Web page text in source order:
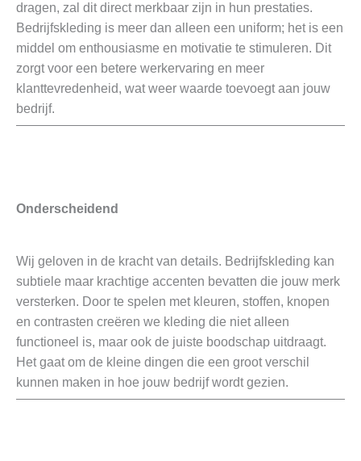
dragen, zal dit direct merkbaar zijn in hun prestaties.
Bedrijfskleding is meer dan alleen een uniform; het is een
middel om enthousiasme en motivatie te stimuleren. Dit
zorgt voor een betere werkervaring en meer
klanttevredenheid, wat weer waarde toevoegt aan jouw
bedrijf.
Onderscheidend
Wij geloven in de kracht van details. Bedrijfskleding kan
subtiele maar krachtige accenten bevatten die jouw merk
versterken. Door te spelen met kleuren, stoffen, knopen
en contrasten creëren we kleding die niet alleen
functioneel is, maar ook de juiste boodschap uitdraagt.
Het gaat om de kleine dingen die een groot verschil
kunnen maken in hoe jouw bedrijf wordt gezien.